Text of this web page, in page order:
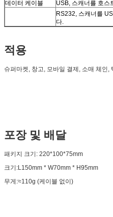
데이터 케이블
USB, 스캐너를 호스
RS232, 스캐너를
다.
적용
슈퍼마켓, 창고, 모바일 결제, 소매 체인,
포장 및 배달
패키지 크기: 220*100*75mm
크기:L150mm * W70mm * H95mm
무게:≈110g (케이블 없이)